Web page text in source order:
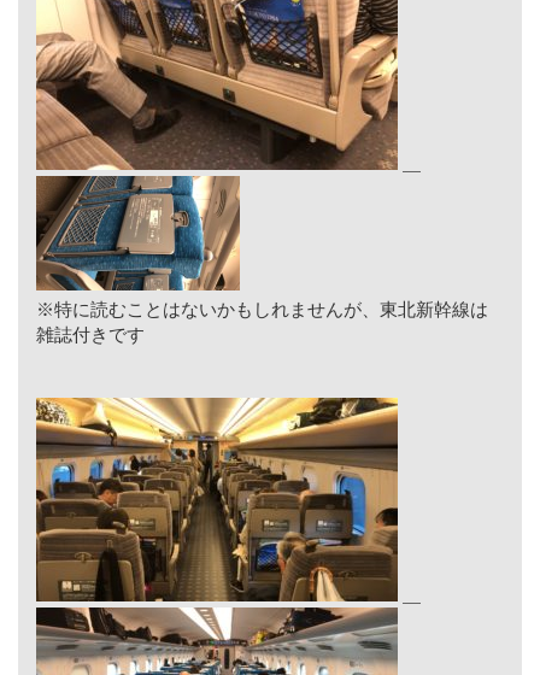
※特に読むことはないかもしれませんが、東北新幹線は
雑誌付きです